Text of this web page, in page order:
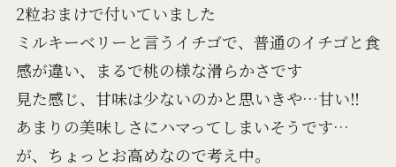
2粒おまけで付いていました
ミルキーベリーと言うイチゴで、普通のイチゴと食
感が違い、まるで桃の様な滑らかさです
見た感じ、甘味は少ないのかと思いきや…甘い‼
あまりの美味しさにハマってしまいそうです…
が、ちょっとお高めなので考え中。